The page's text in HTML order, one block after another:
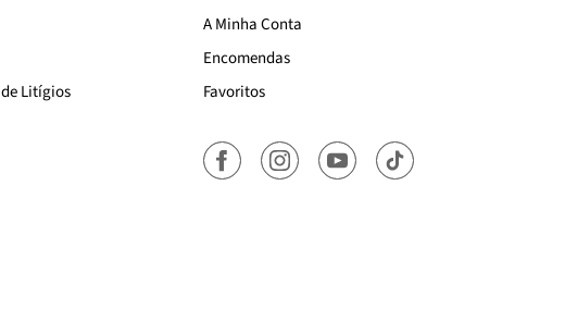
Litígios
A Minha Conta
Encomendas
Favoritos